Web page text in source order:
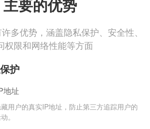
主要的优势
多优势，涵盖隐私保护、安全性、
权限和网络性能等方面
护
地址
用户的真实IP地址，防止第三方追踪用户的
。